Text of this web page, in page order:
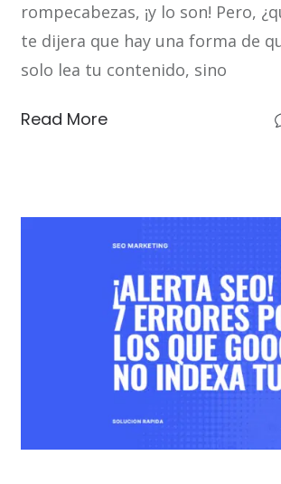
rompecabezas, ¡y lo son! Pero,
te dijera que hay una forma de
solo lea tu contenido, sino
Read More